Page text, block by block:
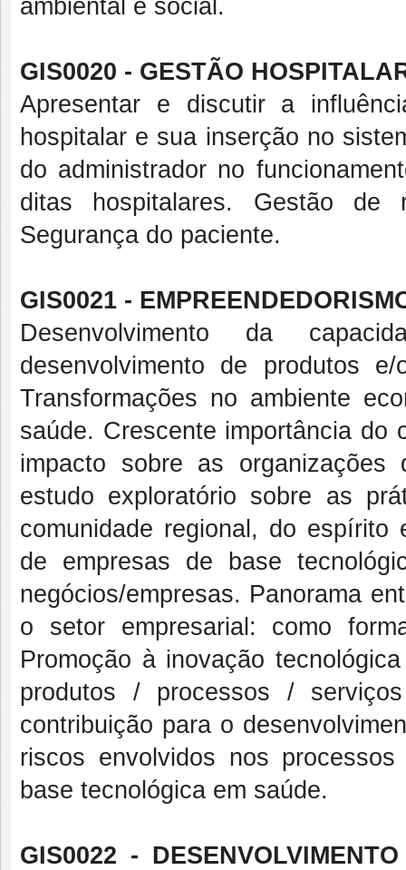
ambiental e social.
GIS0020 - GESTÃO
Apresentar e discutir a
hospitalar e sua inserção no
do administrador no
ditas hospitalares. Gestão de
Segurança do paciente.
GIS0021 -
Desenvolvimento da
desenvolvimento de produtos
Transformações no ambiente
saúde. Crescente importância do
impacto sobre as
estudo exploratório sobre as
comunidade regional, do espírito
de empresas de base
negócios/empresas. Panorama
o setor empresarial: como
Promoção à inovação
produtos / processos /
contribuição para o
riscos envolvidos nos
base tecnológica em saúde.
GIS0022 -